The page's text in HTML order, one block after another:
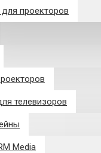
проекторов
телевизоров
Media